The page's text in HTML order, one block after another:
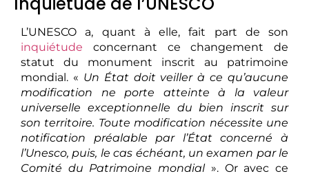
L’UNESCO a, quant à elle, fait part de son
inquiétude concernant ce changement de
statut du monument inscrit au patrimoine
mondial. « Un État doit veiller à ce qu’aucune
modification ne porte atteinte à la valeur
universelle exceptionnelle du bien inscrit sur
son territoire. Toute modification nécessite une
notification préalable par l’État concerné à
l’Unesco, puis, le cas échéant, un examen par le
Comité du Patrimoine mondial». Or avec ce